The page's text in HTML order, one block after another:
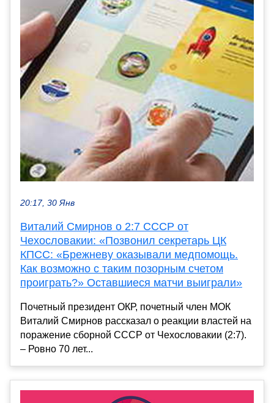
20:17, 30 Янв
Виталий Смирнов о 2:7 СССР от
Чехословакии: «Позвонил секретарь ЦК
КПСС: «Брежневу оказывали медпомощь.
Как возможно с таким позорным счетом
проиграть?» Оставшиеся матчи выиграли»
Почетный президент ОКР, почетный член МОК
Виталий Смирнов рассказал о реакции властей на
поражение сборной СССР от Чехословакии (2:7).
– Ровно 70 лет...